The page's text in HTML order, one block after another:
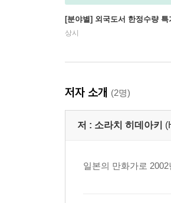
[분야별] 외국도서 한정수량 특
상시
저자 소개 (2명)
저 : 소라치 히데아키
일본의 만화가로